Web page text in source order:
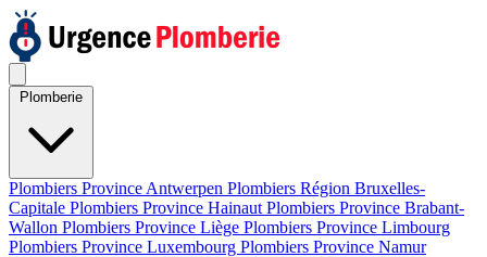
Plombiers Province Antwerpen Plombiers Région Bruxelles-
Capitale Plombiers Province Hainaut Plombiers Province Brabant-
Wallon Plombiers Province Liège Plombiers Province Limbourg
Plombiers Province Luxembourg Plombiers Province Namur